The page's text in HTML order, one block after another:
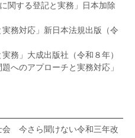
関する登記と実務」日本加除
務対応」新日本法規出版（令
務」大成出版社（令和８年）
へのアプローチと実務対応」
会 今さら聞けない令和三年改